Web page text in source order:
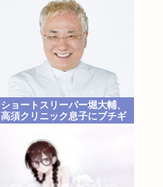
→ 知事、怒り通り越して呆れ
てしまう ………
ショートスリーパー堀大輔、
高須クリニック息子にブチギ